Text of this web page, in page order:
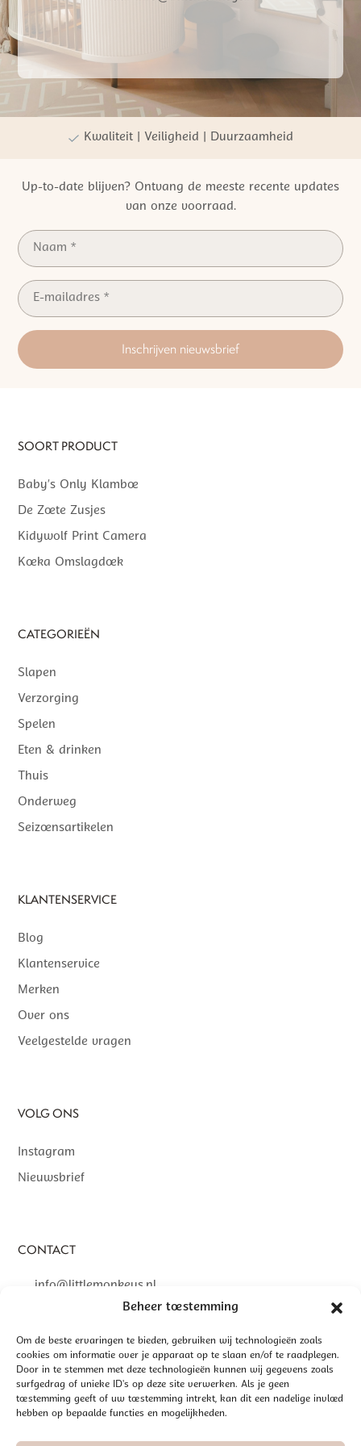
Beheer toestemming
Om de beste ervaringen te bieden, gebruiken wij technologieën zoals
cookies om informatie over je apparaat op te slaan en/of te raadplegen.
Door in te stemmen met deze technologieën kunnen wij gegevens zoals
surfgedrag of unieke ID's op deze site verwerken. Als je geen
toestemming geeft of uw toestemming intrekt, kan dit een nadelige invloed
hebben op bepaalde functies en mogelijkheden.
Gratis verzending vanaf €50,- NL
Persoonlijke winkelervaring
Kwaliteit | Veiligheid | Duurzaamheid
Up-to-date blijven? Ontvang de meeste recente updates
van onze voorraad.
Inschrijven nieuwsbrief
SOORT PRODUCT
Baby’s Only Klamboe
De Zoete Zusjes
Kidywolf Print Camera
Koeka Omslagdoek
CATEGORIEËN
Slapen
Verzorging
Spelen
Eten & drinken
Thuis
Onderweg
Seizoensartikelen
KLANTENSERVICE
Blog
Klantenservice
Merken
Over ons
Veelgestelde vragen
VOLG ONS
Instagram
Nieuwsbrief
CONTACT
info@littlemonkeys.nl
©2026 LITTLE MONKEYS | GEREALISEERD DOORINTERLY
ALGEMENE VOORWAARDEN